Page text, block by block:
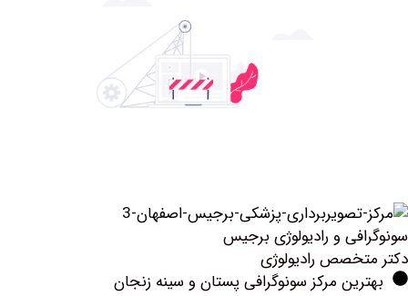
و رادیولوژی برجیس
رادیولوژی
مرکز سونوگرافی پستان و سینه زنجان